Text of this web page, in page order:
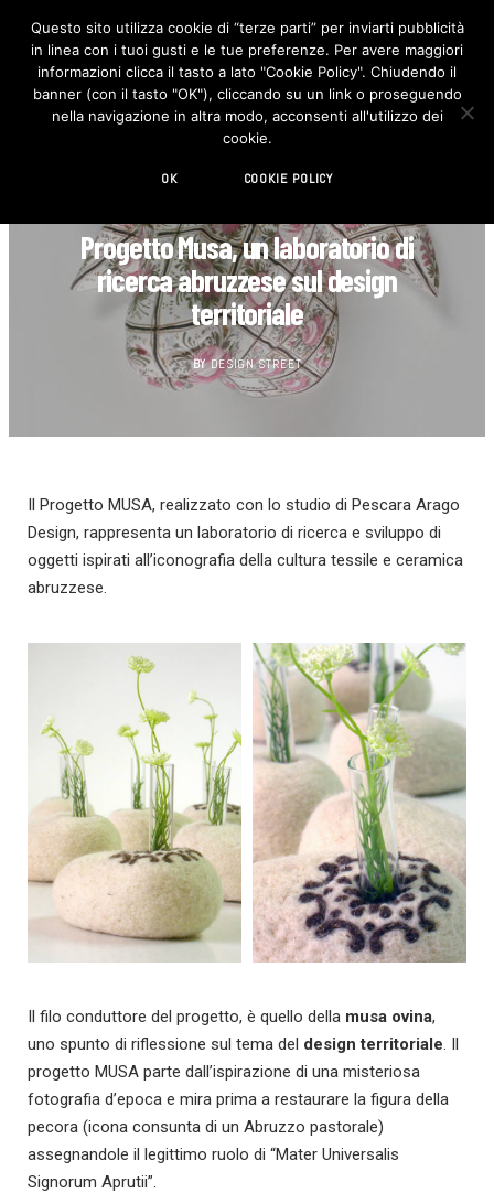
F
c
e
b
o
I
n
s
t
Progetto Musa, un laboratorio di
ricerca abruzzese sul design
territoriale
BY DESIGN STREET
Il Progetto MUSA, realizzato con lo studio di Pescara Arago
Design, rappresenta un laboratorio di ricerca e sviluppo di
oggetti ispirati all’iconografia della cultura tessile e ceramica
abruzzese.
Il filo conduttore del progetto, è quello della musa ovina,
uno spunto di riflessione sul tema del design territoriale. Il
progetto MUSA parte dall’ispirazione di una misteriosa
fotografia d’epoca e mira prima a restaurare la figura della
pecora (icona consunta di un Abruzzo pastorale)
assegnandole il legittimo ruolo di “Mater Universalis
Signorum Aprutii”.
Questo sito utilizza cookie di “terze parti” per inviarti pubblicità
in linea con i tuoi gusti e le tue preferenze. Per avere maggiori
informazioni clicca il tasto a lato "Cookie Policy". Chiudendo il
banner (con il tasto "OK"), cliccando su un link o proseguendo
nella navigazione in altra modo, acconsenti all'utilizzo dei
cookie.
OK COOKIE POLICY